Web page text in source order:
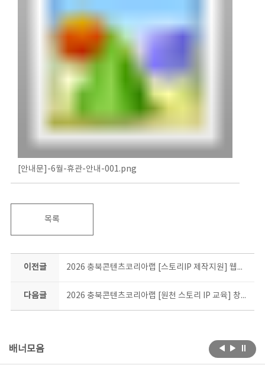
[안내문]-6월-휴관-안내-001.png
목록
이전글 2026 충북콘텐츠코리아랩 [스토리IP 제작지원] 웹툰분야 추가선정 합격자 공지
다음글 2026 충북콘텐츠코리아랩 [원천 스토리 IP 교육] 창작자를 위한 스토리 장르 특강 모집 공고
배너모음